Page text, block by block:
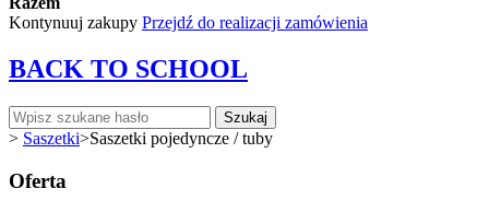
Kontynuuj zakupy Przejdź do realizacji zamówienia
BACK TO SCHOOL
Szukaj
> Saszetki>Saszetki pojedyncze / tuby
Oferta